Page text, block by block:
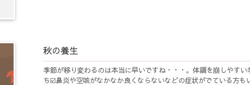
秋の養生
季節が移り変わるのは本当に早いですね・・・。体調を崩しやす
ち☑️鼻炎や空咳がなかなか良くならないなどの症状がでている方